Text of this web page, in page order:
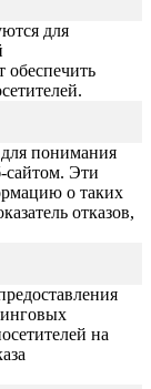
для
обеспечить
понимания
сайтом. Эти
о таких
отказов,
на